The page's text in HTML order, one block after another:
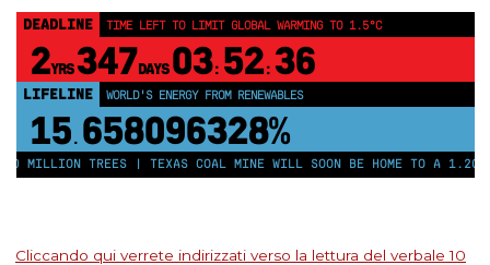
DEADLINE TIME LEFT TO LIMIT GLOBAL WARMING TO 1.5°C
2YRS 347DAYS 03: 52: 36
LIFELINE WORLD'S ENERGY FROM RENEWABLES
15. 658096333%
MILLION TREES | TEXAS COAL MINE WILL SOON BE HOME TO A
Cliccando qui verrete indirizzati verso la lettura del verbale 10